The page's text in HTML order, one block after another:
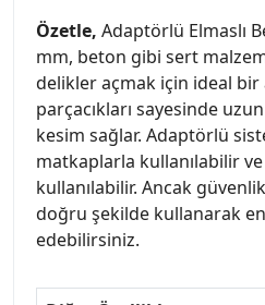
Özetle, Adaptörlü Elmaslı
mm, beton gibi sert
delikler açmak için ideal bir
parçacıkları sayesinde
kesim sağlar. Adaptörlü
matkaplarla kullanılabilir
kullanılabilir. Ancak
doğru şekilde kullanarak
edebilirsiniz.